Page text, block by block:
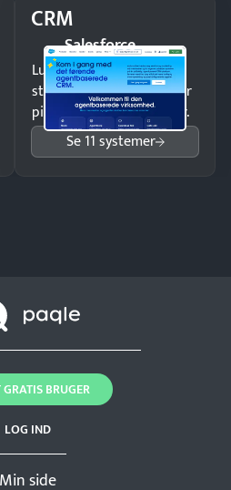
CRM
Salesforce
Luk flere salg med et
struktureret overblik over
pipeline og opfølgninger.
Se 11 systemer
Min side
LOG IND
BRUGER